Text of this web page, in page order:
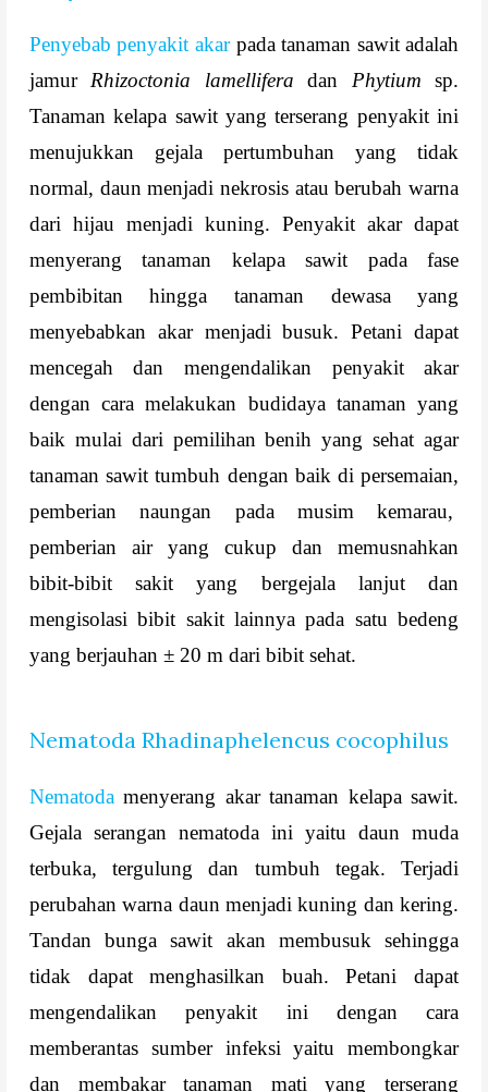
Penyebab penyakit akarpada tanaman sawit adalah
jamur Rhizoctonia lamelliferadan Phytiumsp.
Tanaman kelapa sawit yang terserang penyakit ini
menujukkan gejala pertumbuhan yang tidak
normal, daun menjadi nekrosis atau berubah warna
dari hijau menjadi kuning. Penyakit akar dapat
menyerang tanaman kelapa sawit pada fase
pembibitan hingga tanaman dewasa yang
menyebabkan akar menjadi busuk. Petani dapat
mencegah dan mengendalikan penyakit akar
dengan cara melakukan budidaya tanaman yang
baik mulai dari pemilihan benih yang sehat agar
tanaman sawit tumbuh dengan baik di persemaian,
pemberian naungan pada musim kemarau,
pemberian air yang cukup dan memusnahkan
bibit-bibit sakit yang bergejala lanjut dan
mengisolasi bibit sakit lainnya pada satu bedeng
yang berjauhan ± 20 m dari bibit sehat.
Nematoda Rhadinaphelencus cocophilus
Nematodamenyerang akar tanaman kelapa sawit.
Gejala serangan nematoda ini yaitu daun muda
terbuka, tergulung dan tumbuh tegak. Terjadi
perubahan warna daun menjadi kuning dan kering.
Tandan bunga sawit akan membusuk sehingga
tidak dapat menghasilkan buah. Petani dapat
mengendalikan penyakit ini dengan cara
memberantas sumber infeksi yaitu membongkar
dan membakar tanaman mati yang terserang